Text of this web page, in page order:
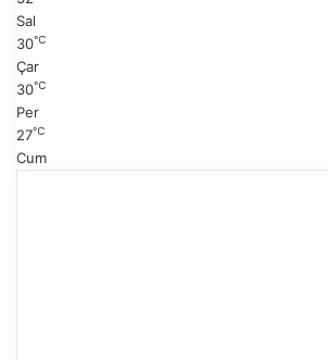
Sal
30℃
Çar
30℃
Per
27℃
Cum